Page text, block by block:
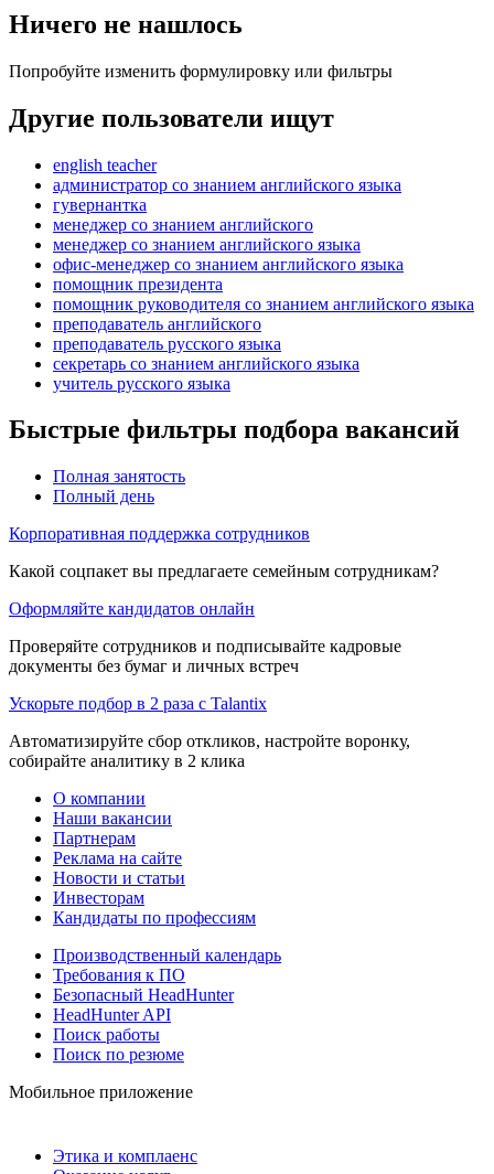
Ничего не нашлось
Попробуйте изменить формулировку или фильтры
Другие пользователи ищут
english teacher
администратор со знанием английского языка
гувернантка
менеджер со знанием английского
менеджер со знанием английского языка
офис-менеджер со знанием английского языка
помощник президента
помощник руководителя со знанием английского языка
преподаватель английского
преподаватель русского языка
секретарь со знанием английского языка
учитель русского языка
Быстрые фильтры подбора вакансий
Полная занятость
Полный день
Корпоративная поддержка сотрудников
Какой соцпакет вы предлагаете семейным сотрудникам?
Оформляйте кандидатов онлайн
Проверяйте сотрудников и подписывайте кадровые
документы без бумаг и личных встреч
Ускорьте подбор в 2 раза с Talantix
Автоматизируйте сбор откликов, настройте воронку,
собирайте аналитику в 2 клика
О компании
Наши вакансии
Партнерам
Реклама на сайте
Новости и статьи
Инвесторам
Кандидаты по профессиям
Производственный календарь
Требования к ПО
Безопасный HeadHunter
HeadHunter API
Поиск работы
Поиск по резюме
Мобильное приложение
Этика и комплаенс